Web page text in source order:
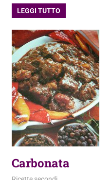
LEGGI TUTTO
Carbonata